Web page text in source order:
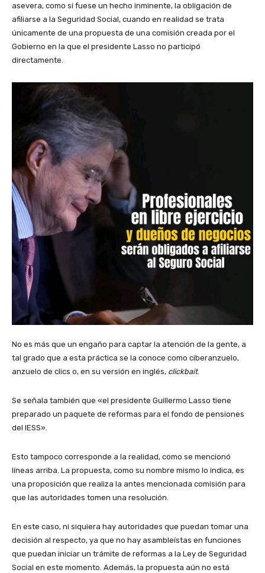
asevera, como si fuese un hecho inminente, la obligación de
afiliarse a la Seguridad Social, cuando en realidad se trata
únicamente de una propuesta de una comisión creada por el
Gobierno en la que el presidente Lasso no participó
directamente.
No es más que un engaño para captar la atención de la gente, a
tal grado que a esta práctica se la conoce como ciberanzuelo,
anzuelo de clics o, en su versión en inglés, clickbait.
Se señala también que «el presidente Guillermo Lasso tiene
preparado un paquete de reformas para el fondo de pensiones
del IESS».
Esto tampoco corresponde a la realidad, como se mencionó
líneas arriba. La propuesta, como su nombre mismo lo indica, es
una proposición que realiza la antes mencionada comisión para
que las autoridades tomen una resolución.
En este caso, ni siquiera hay autoridades que puedan tomar una
decisión al respecto, ya que no hay asambleístas en funciones
que puedan iniciar un trámite de reformas a la Ley de Seguridad
Social en este momento. Además, la propuesta aún no está